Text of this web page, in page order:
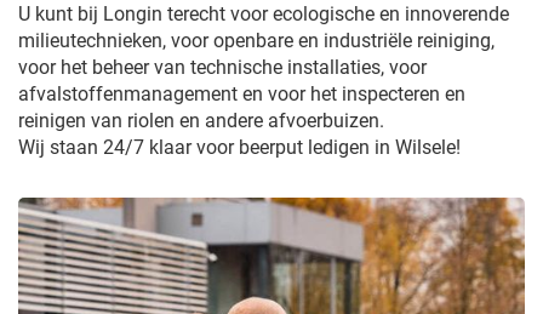
U kunt bij Longin terecht voor ecologische en innoverende
milieutechnieken, voor openbare en industriële reiniging,
voor het beheer van technische installaties, voor
afvalstoffenmanagement en voor het inspecteren en
reinigen van riolen en andere afvoerbuizen.
Wij staan 24/7 klaar voor beerput ledigen in Wilsele!